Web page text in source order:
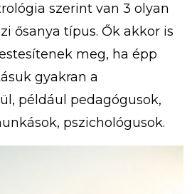
szerint van 3 olyan
ősanya típus. Ők akkor is
meg, ha épp
gyakran a
például pedagógusok,
pszichológusok.